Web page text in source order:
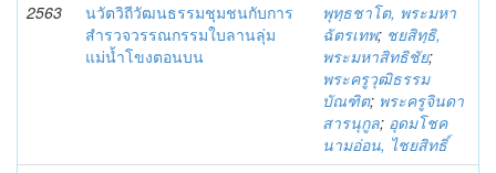
2563
นวัตวิถีวัฒนธรรมชุมชนกับการ
สำรวจวรรณกรรมใบลานลุ่ม
แม่น้ำโขงตอนบน
พุทฺธชาโต, พระมหา
ฉัตรเทพ; ชยสิทฺธิ,
พระมหาสิทธิชัย;
พระครูวุฒิธรรม
บัณฑิต; พระครูจินดา
สารนุกูล; อุดมโชค
นามอ่อน, ไชยสิทธิ์